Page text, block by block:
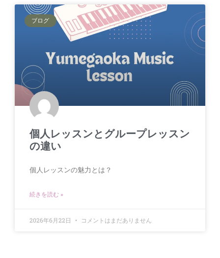
ブログ
個人レッスンとグループレッスン
の違い
個人レッスンの魅力とは？
続きを読む »
2026年6月22日 コメントはまだありません